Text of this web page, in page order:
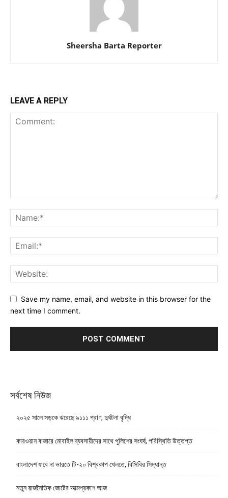
Sheersha Barta Reporter
LEAVE A REPLY
Save my name, email, and website in this browser for the
next time I comment.
সর্বশেষ নিউজ
২০২৫ সালে সড়কে ঝরেছে ৯১১১ প্রাণ, দুর্ঘটনা বৃদ্ধি
কারওয়ান বাজারে মোবাইল ব্যবসায়ীদের সাথে পুলিশের সংঘর্ষ, পরিস্থিতি উত্তপ্ত
বাংলাদেশ যাবে না ভারতে টি-২০ বিশ্বকাপ খেলতে, বিসিবির সিদ্ধান্ত
নতুন রাজনৈতিক জোটের আত্মপ্রকাশ আজ